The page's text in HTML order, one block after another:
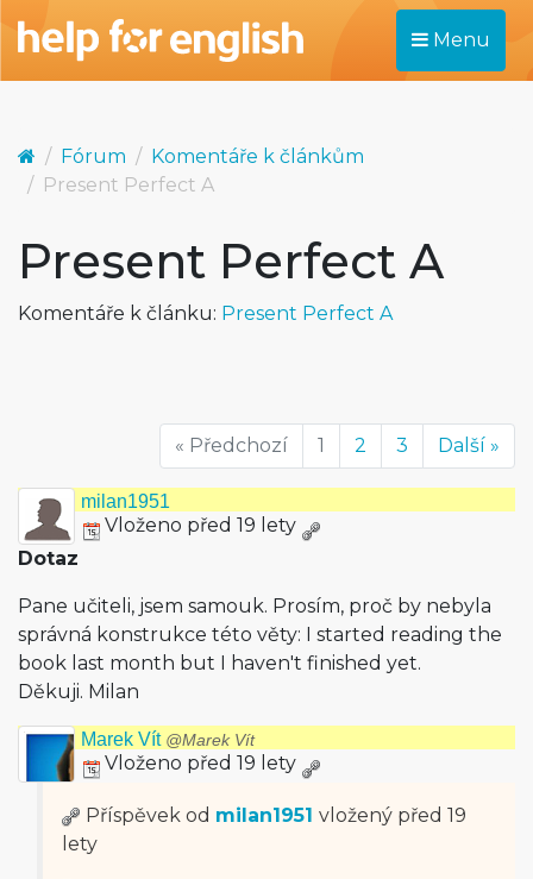
Menu
Fórum
Komentáře k článkům
Present Perfect A
Present Perfect A
Komentáře k článku: Present Perfect A
« Předchozí 1 2 3 Další »
milan1951
Vloženo před 19 lety
Dotaz
Pane učiteli, jsem samouk. Prosím, proč by nebyla
správná konstrukce této věty: I started reading the
book last month but I haven't finished yet.
Děkuji. Milan
Marek Vít @Marek Vít
Vloženo před 19 lety
Příspěvek od milan1951 vložený před 19
lety